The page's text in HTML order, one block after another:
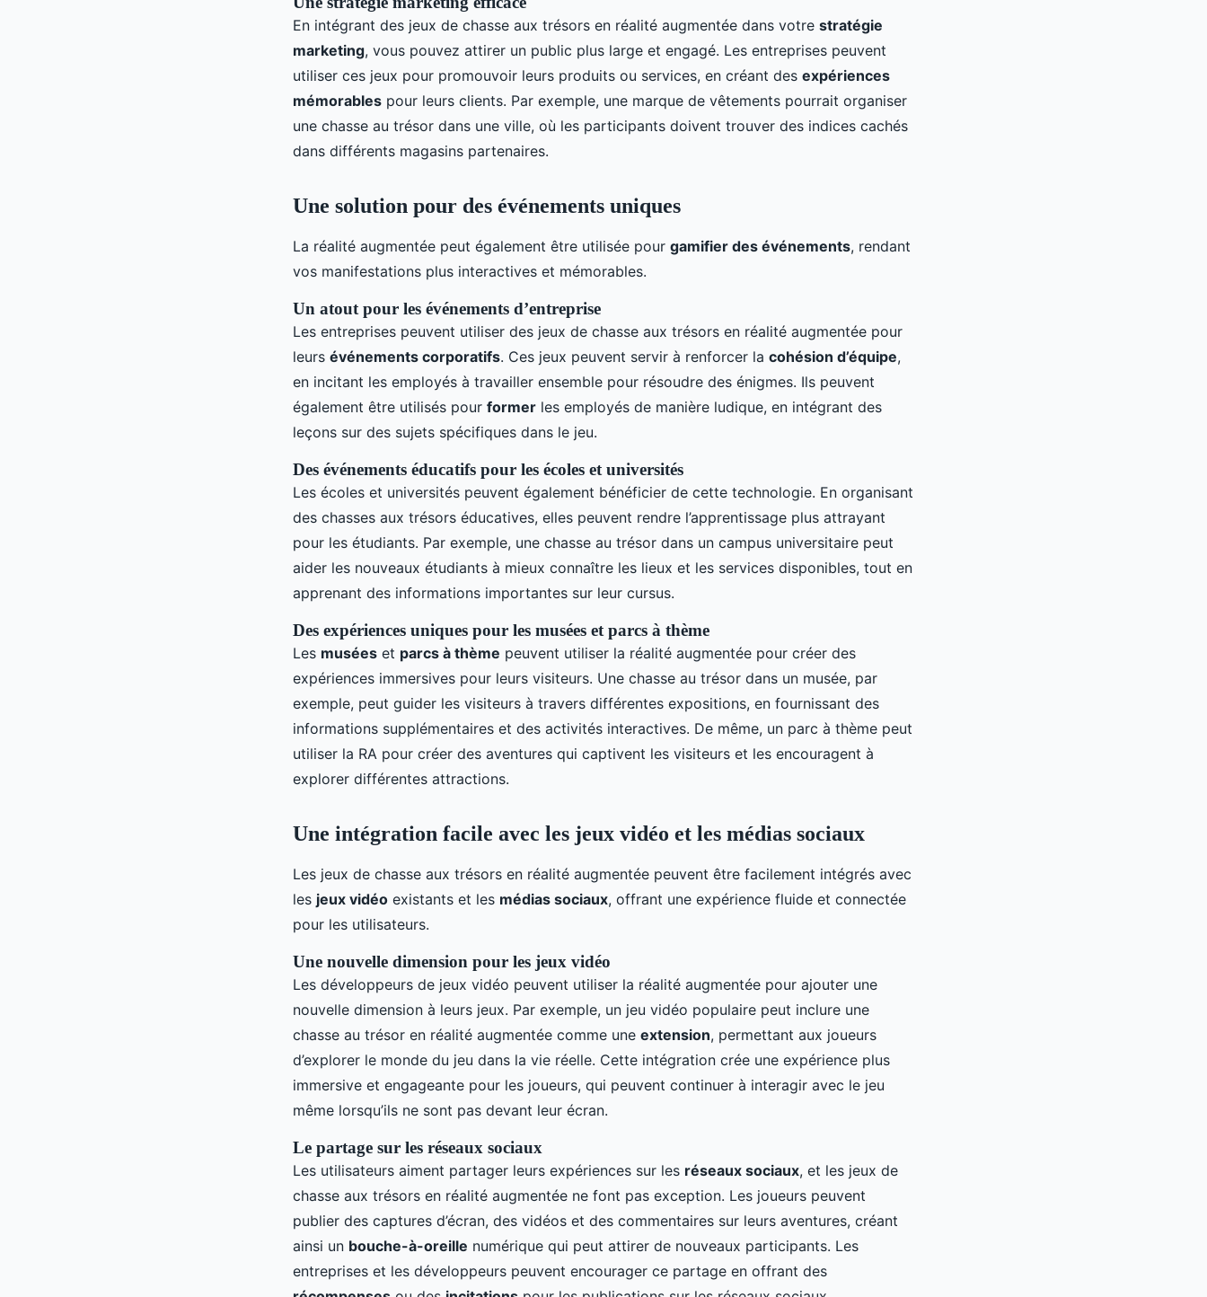
En intégrant des jeux de chasse aux trésors en réalité augmentée dans votre stratégie
marketing, vous pouvez attirer un public plus large et engagé. Les entreprises peuvent
utiliser ces jeux pour promouvoir leurs produits ou services, en créant des expériences
mémorables pour leurs clients. Par exemple, une marque de vêtements pourrait organiser
une chasse au trésor dans une ville, où les participants doivent trouver des indices cachés
dans différents magasins partenaires.
Une solution pour des événements uniques
La réalité augmentée peut également être utilisée pour gamifier des événements, rendant
vos manifestations plus interactives et mémorables.
Un atout pour les événements d’entreprise
Les entreprises peuvent utiliser des jeux de chasse aux trésors en réalité augmentée pour
leurs événements corporatifs. Ces jeux peuvent servir à renforcer la cohésion d’équipe,
en incitant les employés à travailler ensemble pour résoudre des énigmes. Ils peuvent
également être utilisés pour former les employés de manière ludique, en intégrant des
leçons sur des sujets spécifiques dans le jeu.
Des événements éducatifs pour les écoles et universités
Les écoles et universités peuvent également bénéficier de cette technologie. En organisant
des chasses aux trésors éducatives, elles peuvent rendre l’apprentissage plus attrayant
pour les étudiants. Par exemple, une chasse au trésor dans un campus universitaire peut
aider les nouveaux étudiants à mieux connaître les lieux et les services disponibles, tout en
apprenant des informations importantes sur leur cursus.
Des expériences uniques pour les musées et parcs à thème
Les musées et parcs à thème peuvent utiliser la réalité augmentée pour créer des
expériences immersives pour leurs visiteurs. Une chasse au trésor dans un musée, par
exemple, peut guider les visiteurs à travers différentes expositions, en fournissant des
informations supplémentaires et des activités interactives. De même, un parc à thème peut
utiliser la RA pour créer des aventures qui captivent les visiteurs et les encouragent à
explorer différentes attractions.
Une intégration facile avec les jeux vidéo et les médias sociaux
Les jeux de chasse aux trésors en réalité augmentée peuvent être facilement intégrés avec
les jeux vidéo existants et les médias sociaux, offrant une expérience fluide et connectée
pour les utilisateurs.
Une nouvelle dimension pour les jeux vidéo
Les développeurs de jeux vidéo peuvent utiliser la réalité augmentée pour ajouter une
nouvelle dimension à leurs jeux. Par exemple, un jeu vidéo populaire peut inclure une
chasse au trésor en réalité augmentée comme une extension, permettant aux joueurs
d’explorer le monde du jeu dans la vie réelle. Cette intégration crée une expérience plus
immersive et engageante pour les joueurs, qui peuvent continuer à interagir avec le jeu
même lorsqu’ils ne sont pas devant leur écran.
Le partage sur les réseaux sociaux
Les utilisateurs aiment partager leurs expériences sur les réseaux sociaux, et les jeux de
chasse aux trésors en réalité augmentée ne font pas exception. Les joueurs peuvent
publier des captures d’écran, des vidéos et des commentaires sur leurs aventures, créant
ainsi un bouche-à-oreille numérique qui peut attirer de nouveaux participants. Les
entreprises et les développeurs peuvent encourager ce partage en offrant des